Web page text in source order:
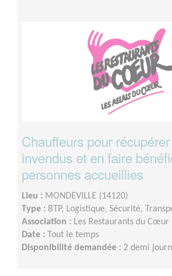
Chauffeurs pour
invendus et en faire
personnes accueillies
Lieu : MONDEVILLE (14120)
Type : BTP, Logistique, Sécurité,
Association : Les Restaurants du Cœur
Date : Tout le temps
Disponibilité demandée : 2 demi